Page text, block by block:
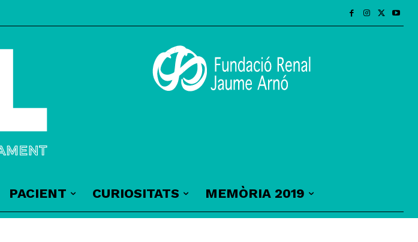
PACIENT CURIOSITATS MEMÒRIA 2019